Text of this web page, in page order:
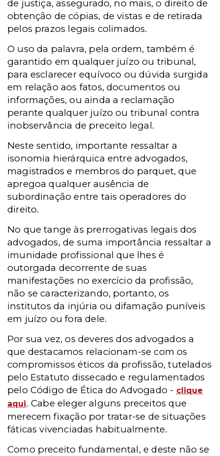
de justiça, assegurado, no mais, o direito de
obtenção de cópias, de vistas e de retirada
pelos prazos legais colimados.
O uso da palavra, pela ordem, também é
garantido em qualquer juízo ou tribunal,
para esclarecer equívoco ou dúvida surgida
em relação aos fatos, documentos ou
informações, ou ainda a reclamação
perante qualquer juízo ou tribunal contra
inobservância de preceito legal.
Neste sentido, importante ressaltar a
isonomia hierárquica entre advogados,
magistrados e membros do parquet, que
apregoa qualquer ausência de
subordinação entre tais operadores do
direito.
No que tange às prerrogativas legais dos
advogados, de suma importância ressaltar a
imunidade profissional que lhes é
outorgada decorrente de suas
manifestações no exercício da profissão,
não se caracterizando, portanto, os
institutos da injúria ou difamação puníveis
em juízo ou fora dele.
Por sua vez, os deveres dos advogados a
que destacamos relacionam-se com os
compromissos éticos da profissão, tutelados
pelo Estatuto dissecado e regulamentados
pelo Código de Ética do Advogado - clique
aqui. Cabe eleger alguns preceitos que
merecem fixação por tratar-se de situações
fáticas vivenciadas habitualmente.
Como preceito fundamental, e deste não se